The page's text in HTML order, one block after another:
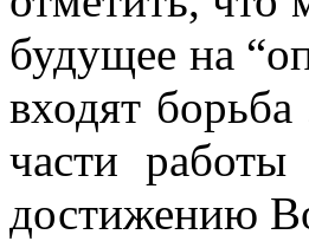
будущее на
входят
части
достижению